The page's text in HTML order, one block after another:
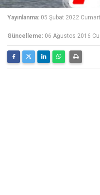
Yayınlanma: 05 Şubat 2022
Güncelleme: 06 Ağustos 2016